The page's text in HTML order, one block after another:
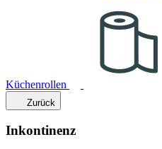
Küchenrollen
Zurück
Inkontinenz